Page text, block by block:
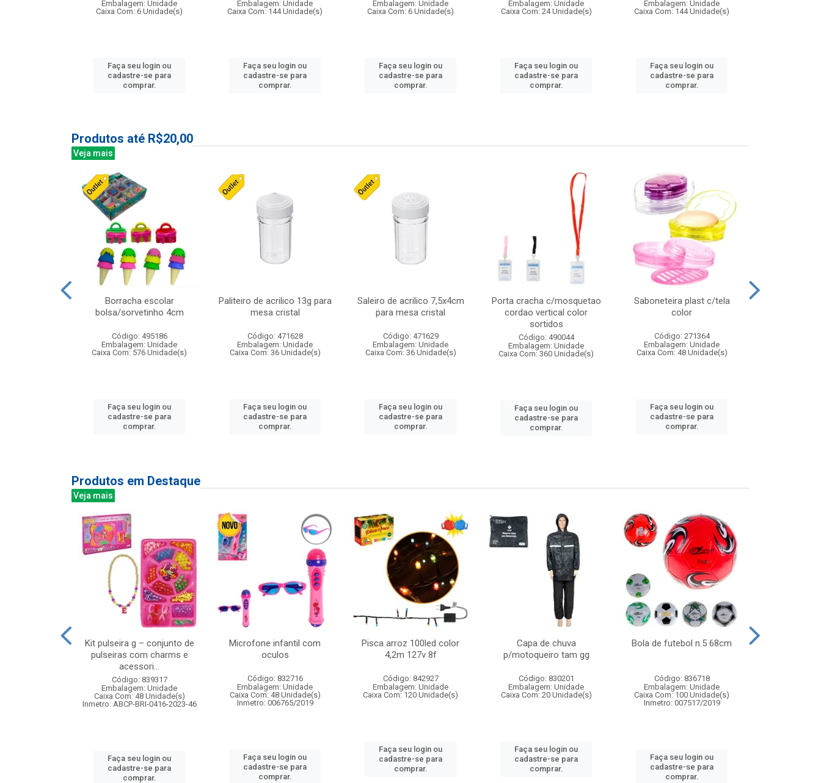
Embalagem: Unidade
Caixa Com: 6 Unidade(s)
Faça seu login ou
cadastre-se para
comprar.
Embalagem: Unidade
Caixa Com: 144 Unidade(s)
Faça seu login ou
cadastre-se para
comprar.
Embalagem: Unidade
Caixa Com: 6 Unidade(s)
Faça seu login ou
cadastre-se para
comprar.
Embalagem: Unidade
Caixa Com: 24 Unidade(s)
Faça seu login ou
cadastre-se para
comprar.
Embalagem: Unidade
Caixa Com: 144 Unidade(s)
Faça seu login ou
cadastre-se para
comprar.
Produtos até R$20,00
Veja mais
Borracha escolar
bolsa/sorvetinho 4cm
Código: 495186
Embalagem: Unidade
Caixa Com: 576 Unidade(s)
Faça seu login ou
cadastre-se para
comprar.
Paliteiro de acrilico 13g para
mesa cristal
Código: 471628
Embalagem: Unidade
Caixa Com: 36 Unidade(s)
Faça seu login ou
cadastre-se para
comprar.
Saleiro de acrilico 7,5x4cm
para mesa cristal
Código: 471629
Embalagem: Unidade
Caixa Com: 36 Unidade(s)
Faça seu login ou
cadastre-se para
comprar.
Porta cracha c/mosquetao
cordao vertical color
sortidos
Código: 490044
Embalagem: Unidade
Caixa Com: 360 Unidade(s)
Faça seu login ou
cadastre-se para
comprar.
Saboneteira plast c/tela
color
Código: 271364
Embalagem: Unidade
Caixa Com: 48 Unidade(s)
Faça seu login ou
cadastre-se para
comprar.
Produtos em Destaque
Veja mais
Kit pulseira g – conjunto de
pulseiras com charms e
acessori...
Código: 839317
Embalagem: Unidade
Caixa Com: 48 Unidade(s)
Inmetro: ABCP-BRI-0416-2023-46
Faça seu login ou
cadastre-se para
comprar.
Microfone infantil com
oculos
Código: 832716
Embalagem: Unidade
Caixa Com: 48 Unidade(s)
Inmetro: 006765/2019
Faça seu login ou
cadastre-se para
comprar.
Pisca arroz 100led color
4,2m 127v 8f
Código: 842927
Embalagem: Unidade
Caixa Com: 120 Unidade(s)
Faça seu login ou
cadastre-se para
comprar.
Capa de chuva
p/motoqueiro tam gg
Código: 830201
Embalagem: Unidade
Caixa Com: 20 Unidade(s)
Faça seu login ou
cadastre-se para
comprar.
Bola de futebol n.5 68cm
Código: 836718
Embalagem: Unidade
Caixa Com: 100 Unidade(s)
Inmetro: 007517/2019
Faça seu login ou
cadastre-se para
comprar.